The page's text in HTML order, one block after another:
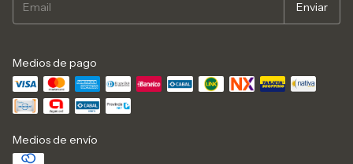
Medios de pago
Medios de envío